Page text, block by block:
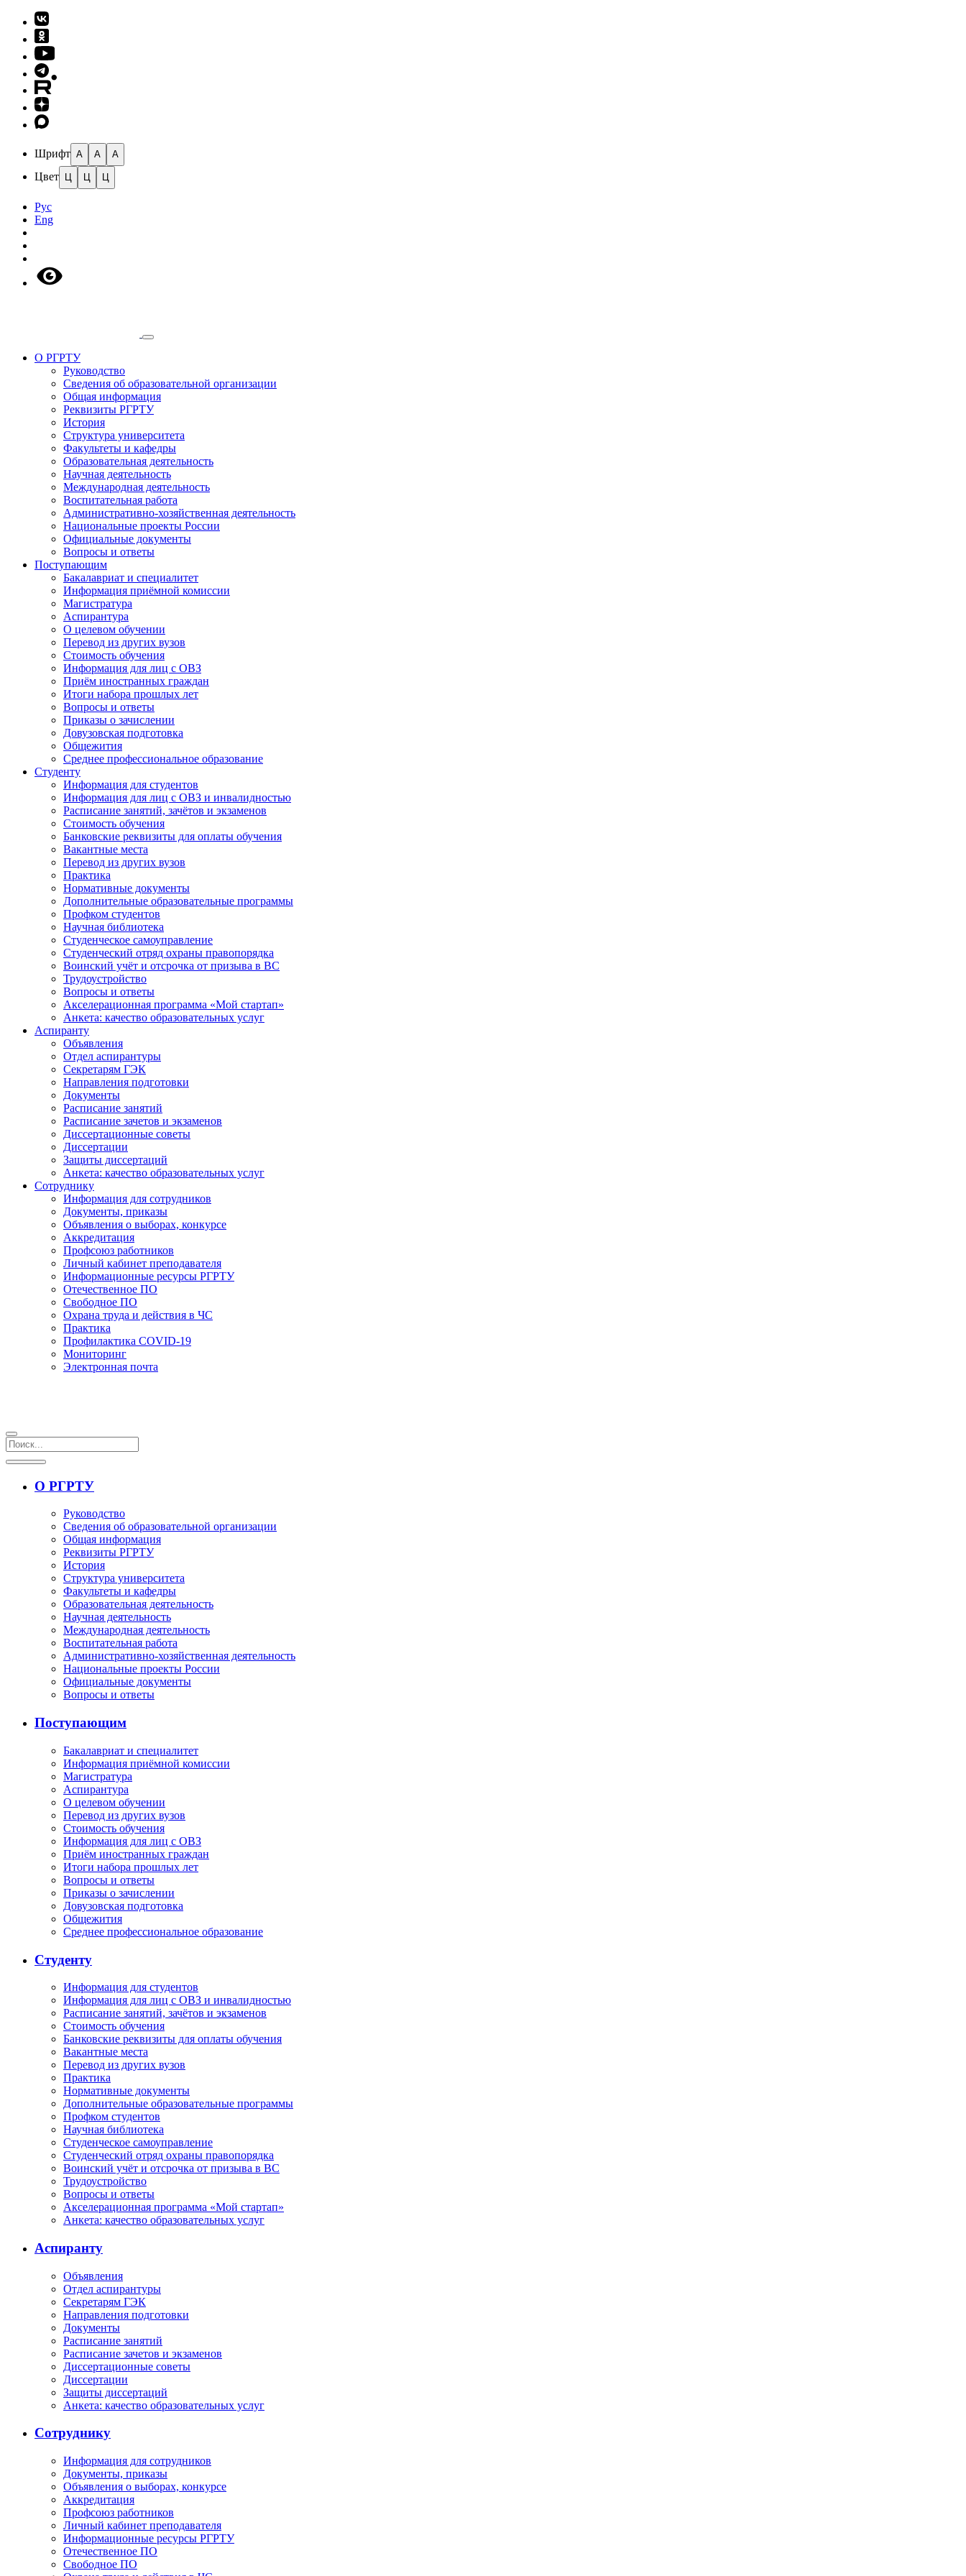
Шрифт A A A
Цвет Ц Ц Ц
Рус
Eng
О РГРТУ
Руководство
Сведения об образовательной организации
Общая информация
Реквизиты РГРТУ
История
Структура университета
Факультеты и кафедры
Образовательная деятельность
Научная деятельность
Международная деятельность
Воспитательная работа
Административно-хозяйственная деятельность
Национальные проекты России
Официальные документы
Вопросы и ответы
Поступающим
Бакалавриат и специалитет
Информация приёмной комиссии
Магистратура
Аспирантура
О целевом обучении
Перевод из других вузов
Стоимость обучения
Информация для лиц с ОВЗ
Приём иностранных граждан
Итоги набора прошлых лет
Вопросы и ответы
Приказы о зачислении
Довузовская подготовка
Общежития
Среднее профессиональное образование
Студенту
Информация для студентов
Информация для лиц с ОВЗ и инвалидностью
Расписание занятий, зачётов и экзаменов
Стоимость обучения
Банковские реквизиты для оплаты обучения
Вакантные места
Перевод из других вузов
Практика
Нормативные документы
Дополнительные образовательные программы
Профком студентов
Научная библиотека
Студенческое самоуправление
Студенческий отряд охраны правопорядка
Воинский учёт и отсрочка от призыва в ВС
Трудоустройство
Вопросы и ответы
Акселерационная программа «Мой стартап»
Анкета: качество образовательных услуг
Аспиранту
Объявления
Отдел аспирантуры
Секретарям ГЭК
Направления подготовки
Документы
Расписание занятий
Расписание зачетов и экзаменов
Диссертационные советы
Диссертации
Защиты диссертаций
Анкета: качество образовательных услуг
Сотруднику
Информация для сотрудников
Документы, приказы
Объявления о выборах, конкурсе
Аккредитация
Профсоюз работников
Личный кабинет преподавателя
Информационные ресурсы РГРТУ
Отечественное ПО
Свободное ПО
Охрана труда и действия в ЧС
Практика
Профилактика COVID-19
Мониторинг
Электронная почта
О РГРТУ
Руководство
Сведения об образовательной организации
Общая информация
Реквизиты РГРТУ
История
Структура университета
Факультеты и кафедры
Образовательная деятельность
Научная деятельность
Международная деятельность
Воспитательная работа
Административно-хозяйственная деятельность
Национальные проекты России
Официальные документы
Вопросы и ответы
Поступающим
Бакалавриат и специалитет
Информация приёмной комиссии
Магистратура
Аспирантура
О целевом обучении
Перевод из других вузов
Стоимость обучения
Информация для лиц с ОВЗ
Приём иностранных граждан
Итоги набора прошлых лет
Вопросы и ответы
Приказы о зачислении
Довузовская подготовка
Общежития
Среднее профессиональное образование
Студенту
Информация для студентов
Информация для лиц с ОВЗ и инвалидностью
Расписание занятий, зачётов и экзаменов
Стоимость обучения
Банковские реквизиты для оплаты обучения
Вакантные места
Перевод из других вузов
Практика
Нормативные документы
Дополнительные образовательные программы
Профком студентов
Научная библиотека
Студенческое самоуправление
Студенческий отряд охраны правопорядка
Воинский учёт и отсрочка от призыва в ВС
Трудоустройство
Вопросы и ответы
Акселерационная программа «Мой стартап»
Анкета: качество образовательных услуг
Аспиранту
Объявления
Отдел аспирантуры
Секретарям ГЭК
Направления подготовки
Документы
Расписание занятий
Расписание зачетов и экзаменов
Диссертационные советы
Диссертации
Защиты диссертаций
Анкета: качество образовательных услуг
Сотруднику
Информация для сотрудников
Документы, приказы
Объявления о выборах, конкурсе
Аккредитация
Профсоюз работников
Личный кабинет преподавателя
Информационные ресурсы РГРТУ
Отечественное ПО
Свободное ПО